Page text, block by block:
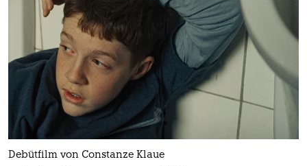
Debütfilm von Constanze Klaue